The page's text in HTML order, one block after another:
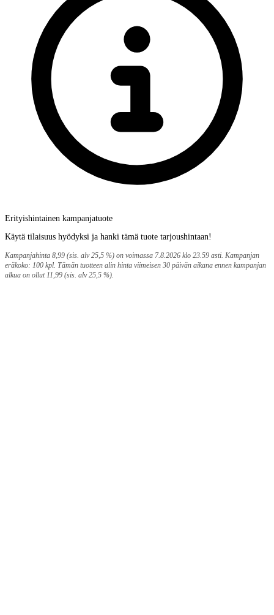
Erityishintainen kampanjatuote
Käytä tilaisuus hyödyksi ja hanki tämä tuote tarjoushintaan!
Kampanjahinta 8,99 (sis. alv 25,5 %) on voimassa 7.8.2026 klo 23.59 asti. Kampanjan
eräkoko: 100 kpl. Tämän tuotteen alin hinta viimeisen 30 päivän aikana ennen kampanjan
alkua on ollut 11,99 (sis. alv 25,5 %).